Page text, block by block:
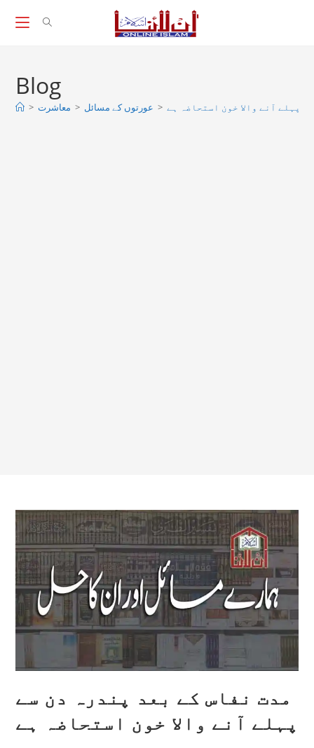
Blog
> معاشرت > عورتوں کے مسائل > پہلے آنے والا خون استحاضہ ہے
مدت نفاس کے بعد پندرہ دن سے
پہلے آنے والا خون استحاضہ ہے